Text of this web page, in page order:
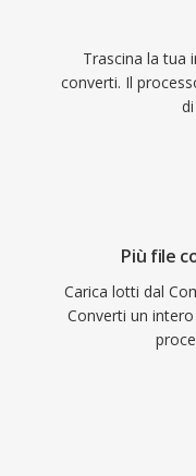
Trascina la tua
converti. Il
Più file
Carica lotti dal
Converti un